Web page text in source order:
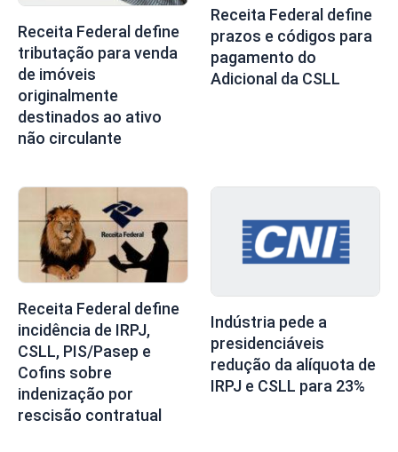
Receita Federal define
tributação para venda
de imóveis
originalmente
destinados ao ativo
não circulante
Receita Federal define
prazos e códigos para
pagamento do
Adicional da CSLL
Receita Federal define
incidência de IRPJ,
CSLL, PIS/Pasep e
Cofins sobre
indenização por
rescisão contratual
Indústria pede a
presidenciáveis
redução da alíquota de
IRPJ e CSLL para 23%